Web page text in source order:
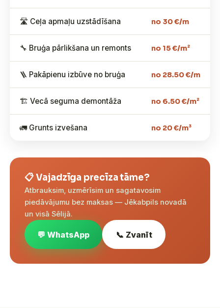
🛣️ Ceļa apmaļu uzstādīšana no 30 €/m
🔧 Bruģa pārlikšana un remonts no 15 €/m²
🪜 Pakāpienu izbūve no bruģa no 28.50 €/m
🏗️ Vecā seguma demontāža no 6.50 €/m²
🚛 Grunts izvešana no 20 €/m³
📋 Vajadzīga precīza tāme?
Atbrauksim, uzmērīsim un sagatavosim
piedāvājumu bez maksas — Jēkabpils novadā
un visā Sēlijā.
💬 WhatsApp 📞 Zvanīt